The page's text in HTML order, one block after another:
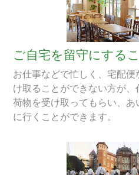
ご自宅を留守にする
お仕事などで忙しく、宅配
け取ることができない方が
荷物を受け取ってもらい、あ
に行くことができます。